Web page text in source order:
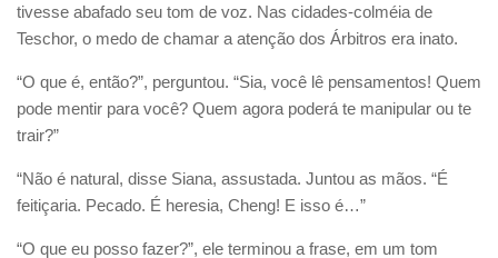
tivesse abafado seu tom de voz. Nas cidades-colméia de
Teschor, o medo de chamar a atenção dos Árbitros era inato.
“O que é, então?”, perguntou. “Sia, você lê pensamentos! Quem
pode mentir para você? Quem agora poderá te manipular ou te
trair?”
“Não é natural, disse Siana, assustada. Juntou as mãos. “É
feitiçaria. Pecado. É heresia, Cheng! E isso é…”
“O que eu posso fazer?”, ele terminou a frase, em um tom